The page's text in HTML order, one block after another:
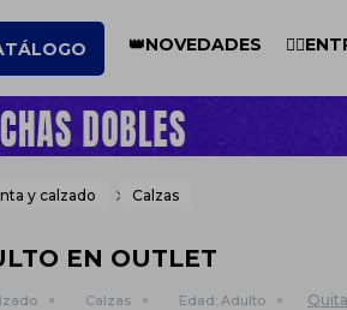
👑NOVEDADES
y calzado Calzas
EN OUTLET
Calzas Edad: Adulto